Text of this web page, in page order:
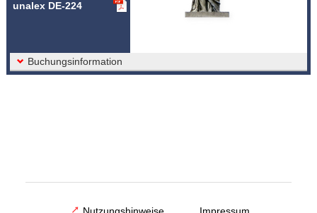
unalex DE-224
Buchungsinformation
Nutzungshinweise Impressum